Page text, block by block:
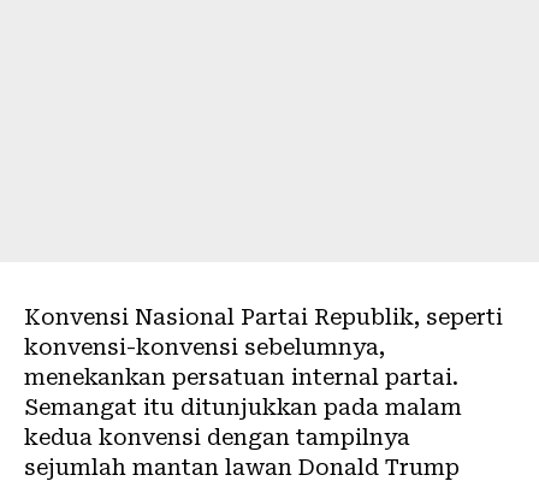
Konvensi Nasional Partai Republik, seperti
konvensi-konvensi sebelumnya,
menekankan persatuan internal partai.
Semangat itu ditunjukkan pada malam
kedua konvensi dengan tampilnya
sejumlah mantan lawan Donald Trump